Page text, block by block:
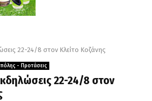
22-24/8 στον Κλείτο Κοζάνης
- Προτάσεις
22-24/8 στον